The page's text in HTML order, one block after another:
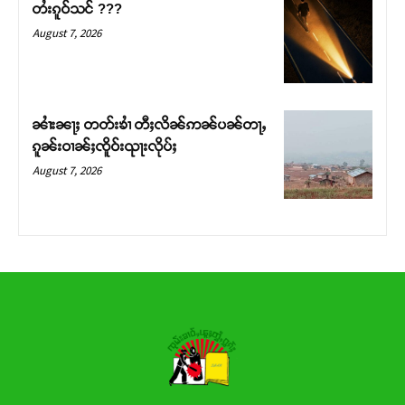
တႆးၵူဝ်သင် ???
August 7, 2026
ၼၢႆးၼႃႈ တတ်းၶၢႆ တီႈလိၼ်ဢၼ်ပၼ်တႃႇ
ၵူၼ်းဝၢၼ်ႈၸိူဝ်းၺႃးလိုပ်ႈ
August 7, 2026